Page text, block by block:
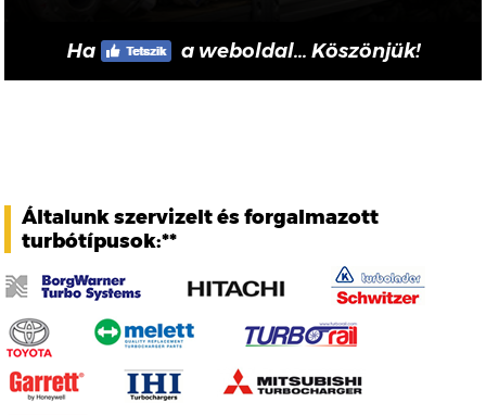
Ha a weboldal... Köszönjük!
Általunk szervizelt és forgalmazott
turbótípusok:**